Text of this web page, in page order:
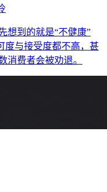
想到的就是“不健康”
度与接受度都不高，甚
消费者会被劝退。